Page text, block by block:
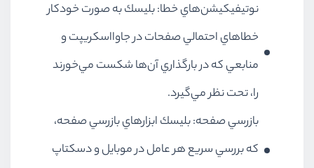
نوتيفيكيشن‌هاي خطا: بليسك به صورت خودكار
خطاهاي احتمالي صفحات در جاوااسكريپت و
منابعي كه در بارگذاري آن‌ها شكست مي‌خورند
را، تحت نظر مي‌گيرد.
بازرسي صفحه: بليسك ابزارهاي بازرسي صفحه،
كه بررسي سريع هر عامل در موبايل و دسكتاپ